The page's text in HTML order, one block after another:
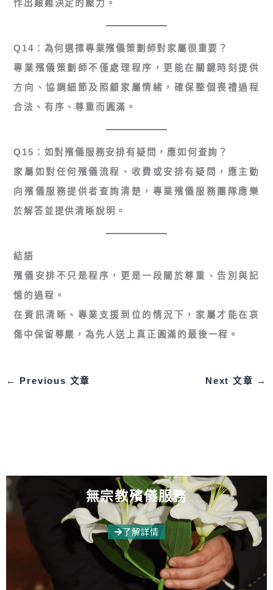
作出艱難決定的壓力。
Q14：為何選擇專業殯儀策劃師對家屬很重要？
專業殯儀策劃師不僅處理程序，更能在關鍵時刻提供
方向、協調細節及照顧家屬情緒，確保整個喪禮過程
合法、有序、尊重而圓滿。
Q15：如對殯儀服務安排有疑問，應如何查詢？
家屬如對任何殯儀流程、收費或安排有疑問，應主動
向殯儀服務提供者查詢清楚，專業殯儀服務團隊應樂
於解答並提供清晰說明。
結語
殯儀安排不只是程序，更是一段關於尊重、告別與記
憶的過程。
在資訊清晰、專業支援到位的情況下，家屬才能在哀
傷中保留尊嚴，為先人送上真正圓滿的最後一程。
← Previous 文章 Next 文章 →
無宗教殯儀服務
了解詳情